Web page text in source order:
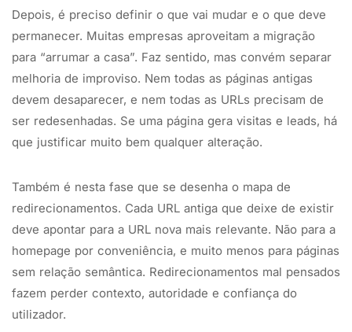
Depois, é preciso definir o que vai mudar e o que deve
permanecer. Muitas empresas aproveitam a migração
para “arrumar a casa”. Faz sentido, mas convém separar
melhoria de improviso. Nem todas as páginas antigas
devem desaparecer, e nem todas as URLs precisam de
ser redesenhadas. Se uma página gera visitas e leads, há
que justificar muito bem qualquer alteração.
Também é nesta fase que se desenha o mapa de
redirecionamentos. Cada URL antiga que deixe de existir
deve apontar para a URL nova mais relevante. Não para a
homepage por conveniência, e muito menos para páginas
sem relação semântica. Redirecionamentos mal pensados
fazem perder contexto, autoridade e confiança do
utilizador.